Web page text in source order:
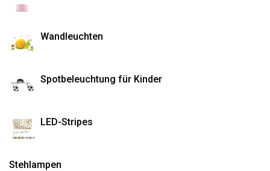
Wandleuchten
Spotbeleuchtung für Kinder
LED-Stripes
Stehlampen